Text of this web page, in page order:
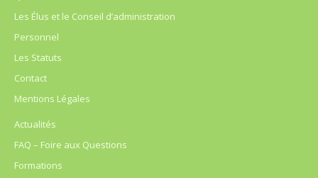
Les Élus et le Conseil d’administration
Personnel
Les Statuts
Contact
Mentions Légales
Actualités
FAQ – Foire aux Questions
Formations